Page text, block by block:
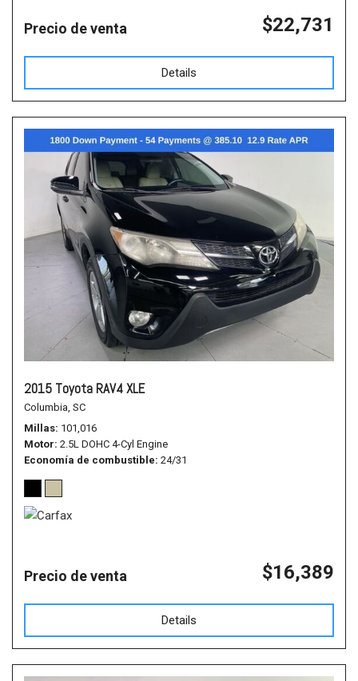
Precio de venta $22,731
Details
2015 Toyota RAV4 XLE
Columbia, SC
Millas 101,016
Motor 2.5L DOHC 4-Cyl Engine
Economía de combustible 24/31
Precio de venta $16,389
Details